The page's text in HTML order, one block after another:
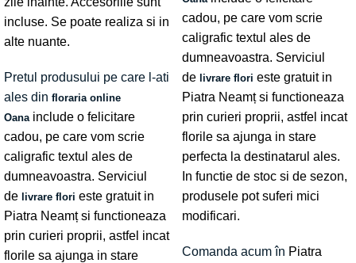
incluse. Se poate realiza si in
alte nuante.
Pretul produsului pe care l-ati
ales din floraria online
Oana include o felicitare
cadou, pe care vom scrie
caligrafic textul ales de
dumneavoastra. Serviciul
de livrare flori este gratuit in
Piatra Neamț si functioneaza
prin curieri proprii, astfel incat
florile sa ajunga in stare
cadou, pe care vom scrie
caligrafic textul ales de
dumneavoastra. Serviciul
de livrare flori este gratuit in
Piatra Neamț si functioneaza
prin curieri proprii, astfel incat
florile sa ajunga in stare
perfecta la destinatarul ales.
In functie de stoc si de sezon,
produsele pot suferi mici
modificari.
Comanda acum în Piatra